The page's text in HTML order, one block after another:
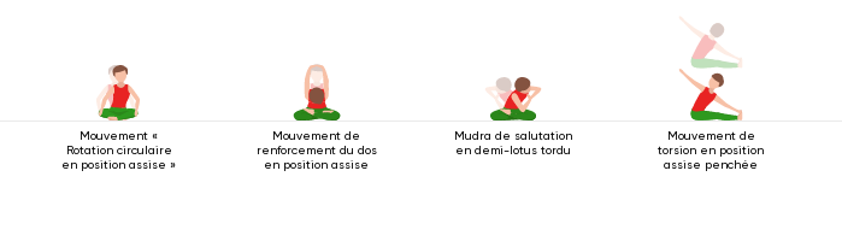
Mouvement «
Rotation circulaire
en position assise »
Mouvement de
renforcement du dos
en position assise
Mudra de salutation
en demi-lotus tordu
Mouvement de
torsion en position
assise penchée